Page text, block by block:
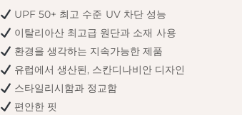
UPF 50+ 최고 수준 UV 차단 성능
이탈리아산 최고급 원단과 소재 사용
환경을 생각하는 지속가능한 제품
유럽에서 생산된, 스칸디나비안 디자인
스타일리시함과 정교함
편안한 핏